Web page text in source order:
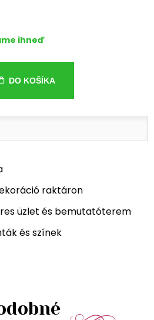
ihneď
DO KOŠÍKA
raktáron
üzlet és bemutatóterem
és színek